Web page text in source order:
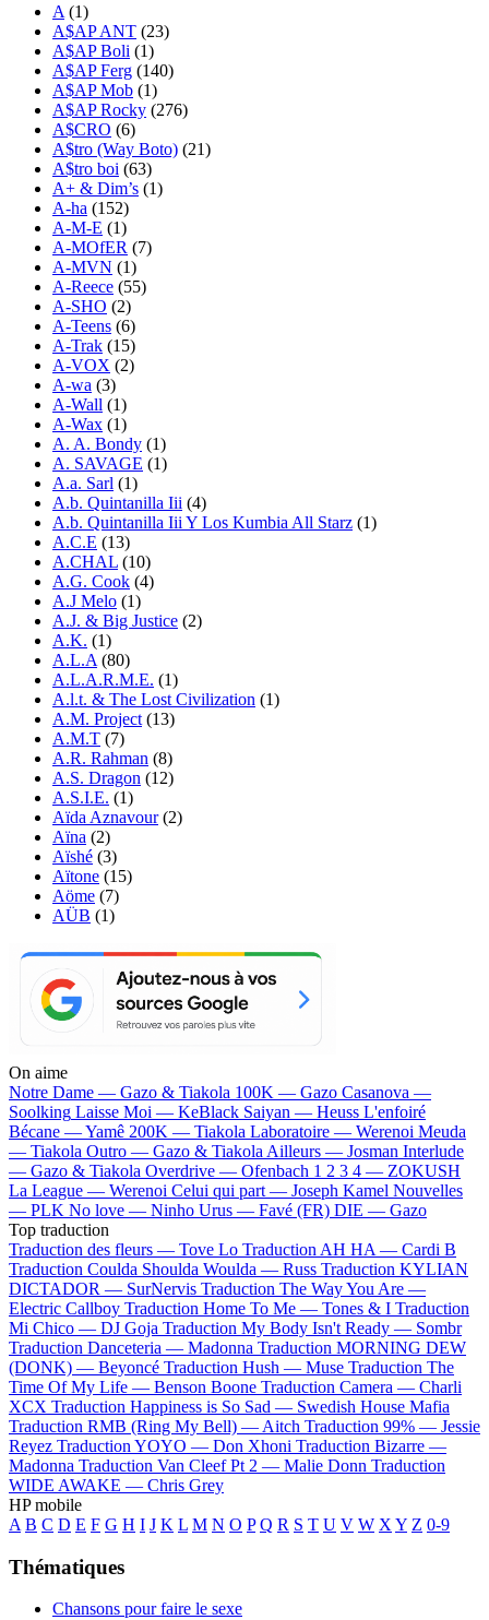
A (1)
A$AP ANT (23)
A$AP Boli (1)
A$AP Ferg (140)
A$AP Mob (1)
A$AP Rocky (276)
A$CRO (6)
A$tro (Way Boto) (21)
A$tro boi (63)
A+ & Dim’s (1)
A-ha (152)
A-M-E (1)
A-MOfER (7)
A-MVN (1)
A-Reece (55)
A-SHO (2)
A-Teens (6)
A-Trak (15)
A-VOX (2)
A-wa (3)
A-Wall (1)
A-Wax (1)
A. A. Bondy (1)
A. SAVAGE (1)
A.a. Sarl (1)
A.b. Quintanilla Iii (4)
A.b. Quintanilla Iii Y Los Kumbia All Starz (1)
A.C.E (13)
A.CHAL (10)
A.G. Cook (4)
A.J Melo (1)
A.J. & Big Justice (2)
A.K. (1)
A.L.A (80)
A.L.A.R.M.E. (1)
A.l.t. & The Lost Civilization (1)
A.M. Project (13)
A.M.T (7)
A.R. Rahman (8)
A.S. Dragon (12)
A.S.I.E. (1)
Aïda Aznavour (2)
Aïna (2)
Aïshé (3)
Aïtone (15)
Aöme (7)
AÜB (1)
On aime
Notre Dame — Gazo & Tiakola 100K — Gazo Casanova —
Soolking Laisse Moi — KeBlack Saiyan — Heuss L'enfoiré
Bécane —Yamê 200K — Tiakola Laboratoire — Werenoi Meuda
— Tiakola Outro — Gazo & Tiakola Ailleurs — Josman Interlude
— Gazo & Tiakola Overdrive — Ofenbach 1 2 3 4 — ZOKUSH
La League — Werenoi Celui qui part — Joseph Kamel Nouvelles
— PLK No love — Ninho Urus — Favé (FR) DIE — Gazo
Top traduction
Traduction des fleurs — Tove Lo Traduction AH HA — Cardi B
Traduction Coulda Shoulda Woulda — Russ Traduction KYLIAN
DICTADOR — SurNervis Traduction The Way You Are —
Electric Callboy Traduction Home To Me — Tones & I Traduction
Mi Chico — DJ Goja Traduction My Body Isn't Ready — Sombr
Traduction Danceteria — Madonna Traduction MORNING DEW
(DONK) — Beyoncé Traduction Hush — Muse Traduction The
Time Of My Life — Benson Boone Traduction Camera — Charli
XCX Traduction Happiness is So Sad — Swedish House Mafia
Traduction RMB (Ring My Bell) — Aitch Traduction 99% — Jessie
Reyez Traduction YOYO — Don Xhoni Traduction Bizarre —
Madonna Traduction Van Cleef Pt 2 — Malie Donn Traduction
WIDE AWAKE — Chris Grey
HP mobile
A B C D E F G H I J K L M N O P Q R S T U V W X Y Z 0-9
Thématiques
Chansons pour faire le sexe